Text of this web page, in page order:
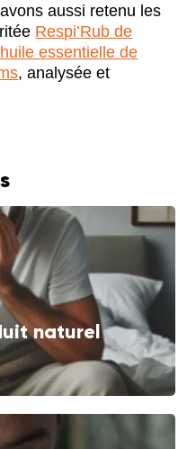
aussi retenu les
Respi’Rub de
essentielle de
, analysée et
naturel